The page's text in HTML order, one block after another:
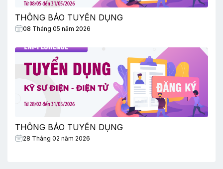
THÔNG BÁO TUYỂN DỤNG
08 Tháng 05 năm 2026
THÔNG BÁO TUYỂN DỤNG
28 Tháng 02 năm 2026